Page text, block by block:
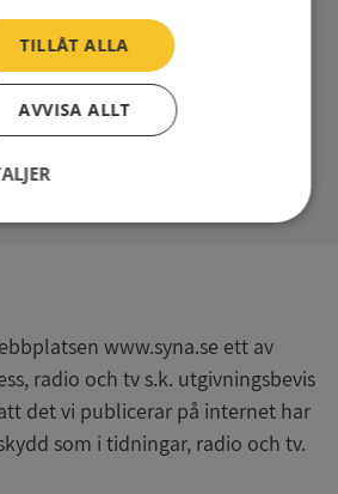
omfrågad
med stripe
sedan 1947
www.syna.se ett av
radio och tv s.k. utgivningsbevis
det vi publicerar på internet har
som i tidningar, radio och tv.
TILLÅT ALLA
AVVISA ALLT
Prestanda Inriktning
Oklassificerade